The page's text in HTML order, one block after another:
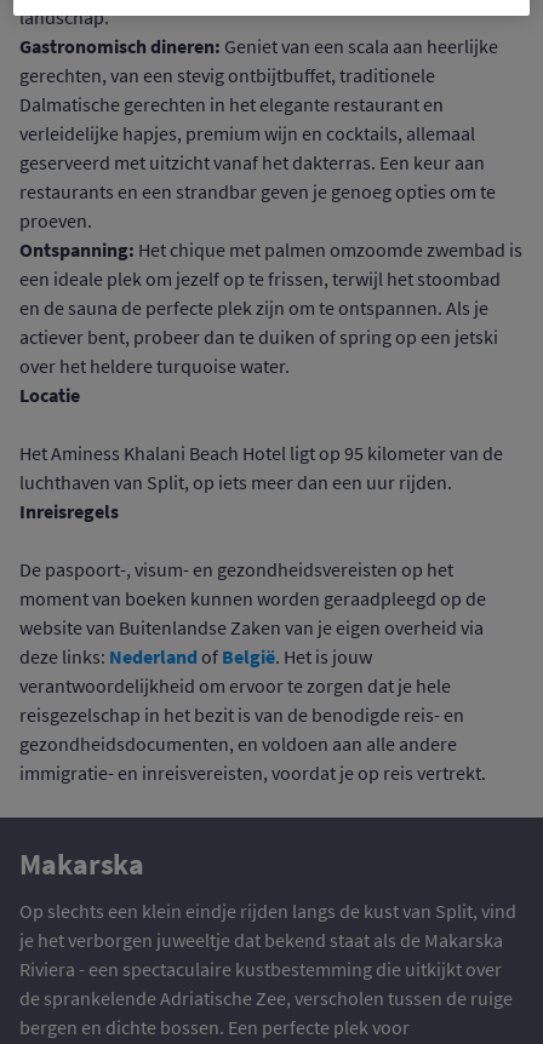
landschap.
Gastronomisch dineren: Geniet van een scala aan heerlijke
gerechten, van een stevig ontbijtbuffet, traditionele
Dalmatische gerechten in het elegante restaurant en
verleidelijke hapjes, premium wijn en cocktails, allemaal
geserveerd met uitzicht vanaf het dakterras. Een keur aan
restaurants en een strandbar geven je genoeg opties om te
proeven.
Ontspanning: Het chique met palmen omzoomde zwembad is
een ideale plek om jezelf op te frissen, terwijl het stoombad
en de sauna de perfecte plek zijn om te ontspannen. Als je
actiever bent, probeer dan te duiken of spring op een jetski
over het heldere turquoise water.
Locatie
Het Aminess Khalani Beach Hotel ligt op 95 kilometer van de
luchthaven van Split, op iets meer dan een uur rijden.
Inreisregels
De paspoort-, visum- en gezondheidsvereisten op het
moment van boeken kunnen worden geraadpleegd op de
website van Buitenlandse Zaken van je eigen overheid via
deze links: Nederland of België. Het is jouw
verantwoordelijkheid om ervoor te zorgen dat je hele
reisgezelschap in het bezit is van de benodigde reis- en
gezondheidsdocumenten, en voldoen aan alle andere
immigratie- en inreisvereisten, voordat je op reis vertrekt.
Makarska
Op slechts een klein eindje rijden langs de kust van Split, vind
je het verborgen juweeltje dat bekend staat als de Makarska
Riviera - een spectaculaire kustbestemming die uitkijkt over
de sprankelende Adriatische Zee, verscholen tussen de ruige
bergen en dichte bossen. Een perfecte plek voor